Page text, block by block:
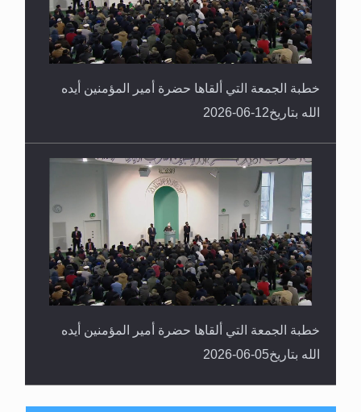
خطبة الجمعة التي ألقاها حضرة أمير المؤمنين أيده
الله بتاريخ12-06-2026
خطبة الجمعة التي ألقاها حضرة أمير المؤمنين أيده
الله بتاريخ05-06-2026